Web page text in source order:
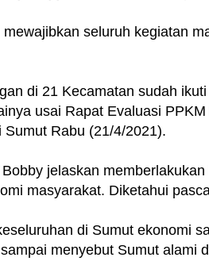
seluruh kegiatan
di 21 Kecamatan sudah
usai Rapat Evaluasi
Sumut Rabu (21/4/2021).
jelaskan
masyarakat. Diketahui
di Sumut ekonomi
menyebut Sumut alami